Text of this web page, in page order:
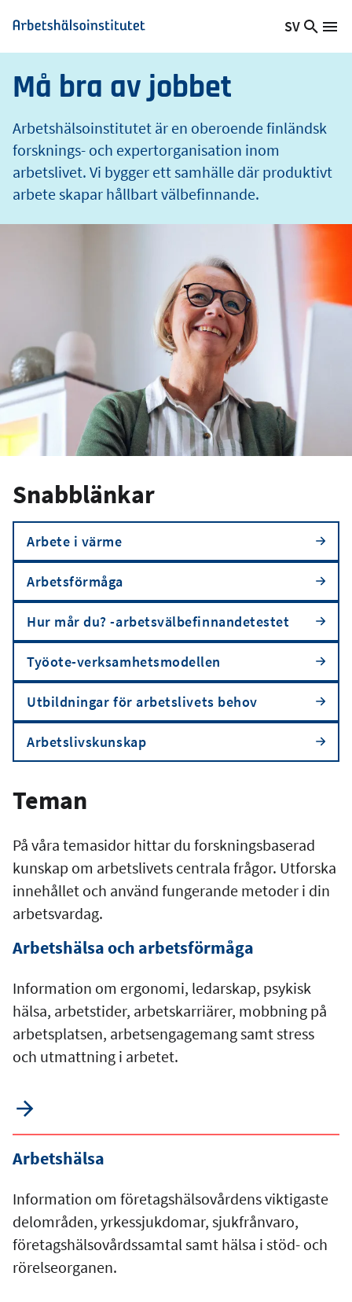
Hoppa
till
huvudinnehåll
Arbetshälsoinstitutet
Växla
språk,
SV
Sök
på
e
t
Må bra av jobbet
Arbetshälsoinstitutet är en oberoende finländsk
forsknings- och expertorganisation inom
arbetslivet. Vi bygger ett samhälle där produktivt
arbete skapar hållbart välbefinnande.
Snabblänkar
Arbete i värme
Arbetsförmåga
Hur mår du? -arbetsvälbefinnandetestet
Työote-verksamhetsmodellen
Utbildningar för arbetslivets behov
Arbetslivskunskap
Teman
På våra temasidor hittar du forskningsbaserad
kunskap om arbetslivets centrala frågor. Utforska
innehållet och använd fungerande metoder i din
arbetsvardag.
Arbetshälsa och arbetsförmåga
Information om ergonomi, ledarskap, psykisk
hälsa, arbetstider, arbetskarriärer, mobbning på
arbetsplatsen, arbetsengagemang samt stress
och utmattning i arbetet.
Arbetshälsa
Information om företagshälsovårdens viktigaste
delområden, yrkessjukdomar, sjukfrånvaro,
företagshälsovårdssamtal samt hälsa i stöd- och
rörelseorganen.